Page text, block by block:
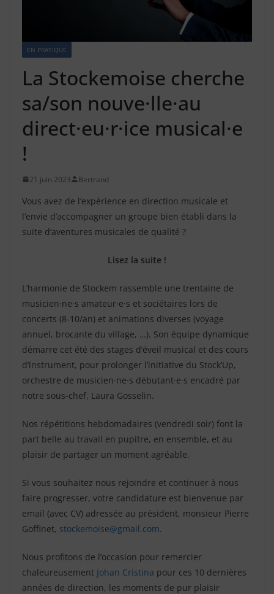
EN PRATIQUE
La Stockemoise cherche
sa/son nouve·lle·au
direct·eu·r·ice musical·e
!
21 juin 2023 Bertrand
Vous avez de l’expérience en direction musicale et
l’envie d’accompagner un groupe bien établi dans la
suite d’aventures musicales de qualité ?
Lisez la suite !
L’harmonie de Stockem rassemble une trentaine de
musicien·ne·s amateur·e·s et sociétaires lors de
concerts (8-10/an) et animations diverses (voyage
annuel, brocante du village, …). Son équipe dynamique
démarre cet été des stages d’éveil musical et des cours
d’instrument, pour prolonger l’initiative du Stock’Up,
orchestre de musicien·ne·s débutant·e·s encadré par
notre sous-chef, Laura Gosselin.
Nos répétitions hebdomadaires (vendredi soir) font la
part belle au travail en pupitre, en ensemble, et au
plaisir de partager un moment agréable.
Si vous souhaitez nous rejoindre et continuer à nous
faire progresser, votre candidature est bienvenue par
email (avec CV) adressée au président, monsieur Pierre
Goffinet, stockemoise@gmail.com.
Nous profitons de l’occasion pour remercier
chaleureusement Johan Cristina pour ces 10 dernières
années de direction, les moments de pur plaisir